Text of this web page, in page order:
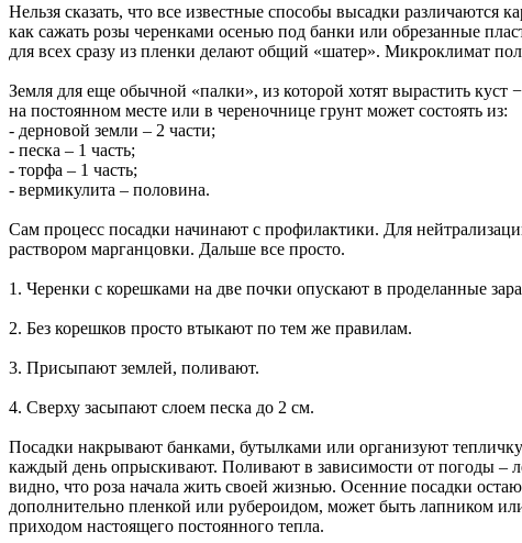
Нельзя сказать, что все известные способы высадки различаются
как сажать розы черенками осенью под банки или обрезанные
для всех сразу из пленки делают общий «шатер». Микроклимат
Земля для еще обычной «палки», из которой хотят вырастить
на постоянном месте или в череночнице грунт может состоять из:
- дерновой земли – 2 части;
- песка – 1 часть;
- торфа – 1 часть;
- вермикулита – половина.
Сам процесс посадки начинают с профилактики. Для
раствором марганцовки. Дальше все просто.
1. Черенки с корешками на две почки опускают в проделанные
2. Без корешков просто втыкают по тем же правилам.
3. Присыпают землей, поливают.
4. Сверху засыпают слоем песка до 2 см.
Посадки накрывают банками, бутылками или организуют
каждый день опрыскивают. Поливают в зависимости от погоды –
видно, что роза начала жить своей жизнью. Осенние посадки
дополнительно пленкой или рубероидом, может быть лапником
приходом настоящего постоянного тепла.